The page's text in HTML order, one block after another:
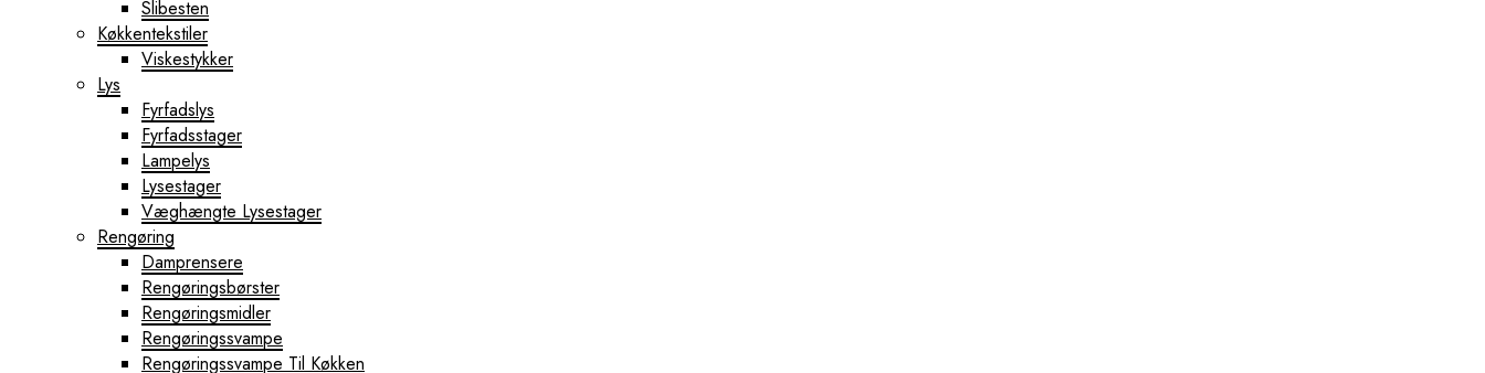
Slibesten
Køkkentekstiler
Viskestykker
Lys
Fyrfadslys
Fyrfadsstager
Lampelys
Lysestager
Væghængte Lysestager
Rengøring
Damprensere
Rengøringsbørster
Rengøringsmidler
Rengøringssvampe
Rengøringssvampe Til Køkken